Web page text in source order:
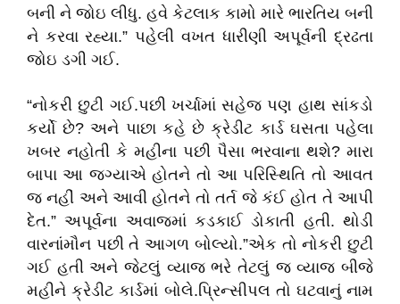
બની ને જોઇ લીધુ. હવે કેટલાક કામો મારે ભારતિય બની
ને કરવા રહ્યા.” પહેલી વખત ધારીણી અપૂર્વની દ્રઢતા
જોઇ ડગી ગઈ.
“નોકરી છુટી ગઈ.પછી ખર્ચામાં સહેજ પણ હાથ સાંકડો
કર્યો છે? અને પાછા કહે છે ક્રેડીટ કાર્ડ ઘસતા પહેલા
ખબર નહોતી કે મહીના પછી પૈસા ભરવાના થશે? મારા
બાપા આ જગ્યાએ હોતને તો આ પરિસ્થિતિ તો આવત
જ નહીં અને આવી હોતને તો તર્ત જે કંઈ હોત તે આપી
દેત.” અપૂર્વના અવાજમાં કડકાઈ ડોકાતી હતી. થોડી
વારનાંમૌન પછી તે આગળ બોલ્યો.”એક તો નોકરી છુટી
ગઈ હતી અને જેટલું વ્યાજ ભરે તેટલું જ વ્યાજ બીજે
મહીને ક્રેડીટ કાર્ડમાં બોલે.પ્રિન્સીપલ તો ઘટવાનું નામ